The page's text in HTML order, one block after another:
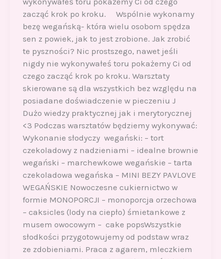
zacząć krok po kroku. Wspólnie wykonamy
bezę wegańską- która wielu osobom spędza
sen z powiek, jak to jest zrobione. Jak zrobić
te pyszności? Nic prostszego, nawet jeśli
nigdy nie wykonywałeś toru pokażemy Ci od
czego zacząć krok po kroku. Warsztaty
skierowane są dla wszystkich bez względu na
posiadane doświadczenie w pieczeniu J
Dużo wiedzy praktycznej jak i merytorycznej
<3 Podczas warsztatów będziemy wykonywać:
Wykonanie słodyczy wegański: – tort
czekoladowy z nadzieniami – idealne brownie
wegański – marchewkowe wegańskie – tarta
czekoladowa wegańska – MINI BEZY PAVLOVE
WEGAŃSKIE Nowoczesne cukiernictwo w
formie MONOPORCJI – monoporcja orzechowa
– caksicles (lody na ciepło) śmietankowe z
musem owocowym – cake popsWszystkie
słodkości przygotowujemy od podstaw wraz
ze zdobieniami. Praca z agarem, mleczkiem